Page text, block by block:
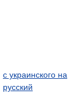
с украинского на
русский